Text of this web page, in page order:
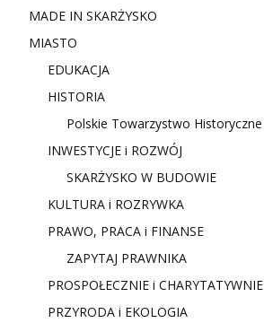
MADE IN SKARŻYSKO
MIASTO
EDUKACJA
HISTORIA
Polskie Towarzystwo Historyczne
INWESTYCJE i ROZWÓJ
SKARŻYSKO W BUDOWIE
KULTURA i ROZRYWKA
PRAWO, PRACA i FINANSE
ZAPYTAJ PRAWNIKA
PROSPOŁECZNIE i CHARYTATYWNIE
PRZYRODA i EKOLOGIA